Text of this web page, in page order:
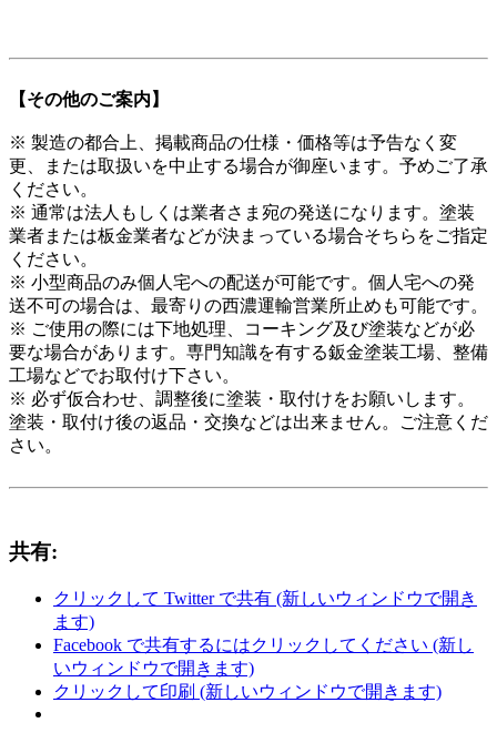
【その他のご案内】
※ 製造の都合上、掲載商品の仕様・価格等は予告なく変
更、または取扱いを中止する場合が御座います。予めご了承
ください。
※ 通常は法人もしくは業者さま宛の発送になります。塗装
業者または板金業者などが決まっている場合そちらをご指定
ください。
※ 小型商品のみ個人宅への配送が可能です。個人宅への発
送不可の場合は、最寄りの西濃運輸営業所止めも可能です。
※ ご使用の際には下地処理、コーキング及び塗装などが必
要な場合があります。専門知識を有する鈑金塗装工場、整備
工場などでお取付け下さい。
※ 必ず仮合わせ、調整後に塗装・取付けをお願いします。
塗装・取付け後の返品・交換などは出来ません。ご注意くだ
さい。
共有:
クリックして Twitter で共有 (新しいウィンドウで開き
ます)
Facebook で共有するにはクリックしてください (新し
いウィンドウで開きます)
クリックして印刷 (新しいウィンドウで開きます)